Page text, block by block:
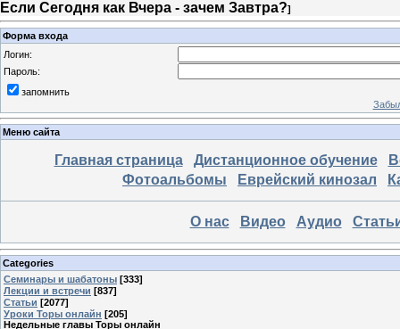
Если Сегодня как Вчера - зачем Завтра?]
Форма входа
Логин:
Пароль:
запомнить
Меню сайта
Главная страница Дистанционное обучение
Фотоальбомы
Еврейский кинозал
О нас Видео Аудио
Categories
Семинары и шабатоны [333]
Лекции и встречи [837]
Статьи [2077]
Уроки Торы онлайн [205]
Недельные главы Торы онлайн